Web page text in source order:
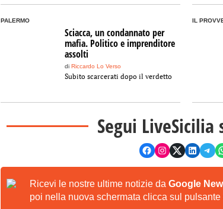
PALERMO
Sciacca, un condannato per
mafia. Politico e imprenditore
assolti
di Riccardo Lo Verso
Subito scarcerati dopo il verdetto
IL
Segui LiveSicilia
Ricevi le nostre ultime notizie da Google
poi nella nuova schermata clicca sul pulsante